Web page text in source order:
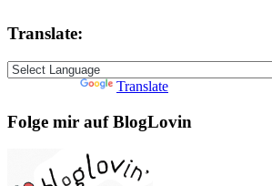
Translate:
Translate
Folge mir auf BlogLovin